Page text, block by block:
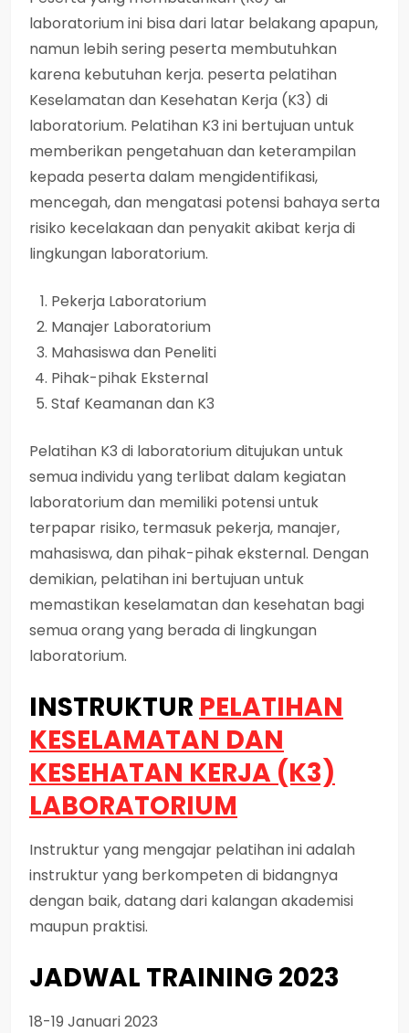
laboratorium ini bisa dari latar belakang apapun,
namun lebih sering peserta membutuhkan
karena kebutuhan kerja. peserta pelatihan
Keselamatan dan Kesehatan Kerja (K3) di
laboratorium. Pelatihan K3 ini bertujuan untuk
memberikan pengetahuan dan keterampilan
kepada peserta dalam mengidentifikasi,
mencegah, dan mengatasi potensi bahaya serta
risiko kecelakaan dan penyakit akibat kerja di
lingkungan laboratorium.
Pekerja Laboratorium
Manajer Laboratorium
Mahasiswa dan Peneliti
Pihak-pihak Eksternal
Staf Keamanan dan K3
Pelatihan K3 di laboratorium ditujukan untuk
semua individu yang terlibat dalam kegiatan
laboratorium dan memiliki potensi untuk
terpapar risiko, termasuk pekerja, manajer,
mahasiswa, dan pihak-pihak eksternal. Dengan
demikian, pelatihan ini bertujuan untuk
memastikan keselamatan dan kesehatan bagi
semua orang yang berada di lingkungan
laboratorium.
INSTRUKTUR PELATIHAN
KESELAMATAN DAN
KESEHATAN KERJA (K3)
LABORATORIUM
Instruktur yang mengajar pelatihan ini adalah
instruktur yang berkompeten di bidangnya
dengan baik, datang dari kalangan akademisi
maupun praktisi.
JADWAL TRAINING 2023
18-19 Januari 2023